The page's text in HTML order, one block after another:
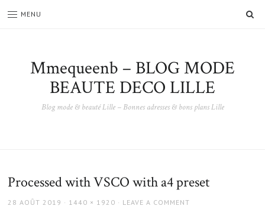
MENU
Mmequeenb – BLOG MODE
BEAUTE DECO LILLE
Blog mode & beauté Lille – Bonnes adresses & bons plans Lille
Processed with VSCO with a4 preset
POSTED
28 AOÛT 2019
FULL
1440 × 1920 LEAVE A COMMENT